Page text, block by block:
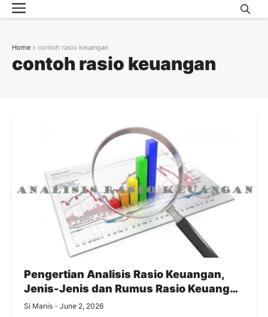
Skip
to
Menu
contoh rasio keuangan
Home » contoh rasio keuangan
Pengertian Analisis Rasio Keuangan,
Jenis-Jenis dan Rumus Rasio Keuangan
Lengkap
Si Manis June 2, 2026